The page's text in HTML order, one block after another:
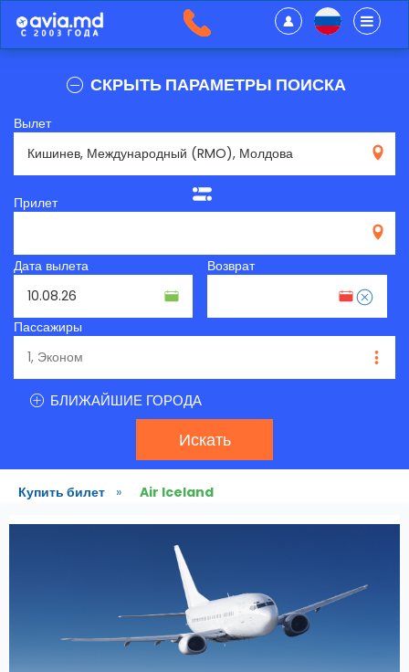
СКРЫТЬ ПАРАМЕТРЫ ПОИСКА
Вылет
Прилет
Дата вылета Возврат
Пассажиры
БЛИЖАЙШИЕ ГОРОДА
Искать
Купить билет » Air Iceland